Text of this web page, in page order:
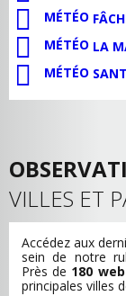
MÉTÉO
MÉTÉO LA
MÉTÉO
VILLES ET
Accédez aux
sein de notre
Près de 180
principales villes